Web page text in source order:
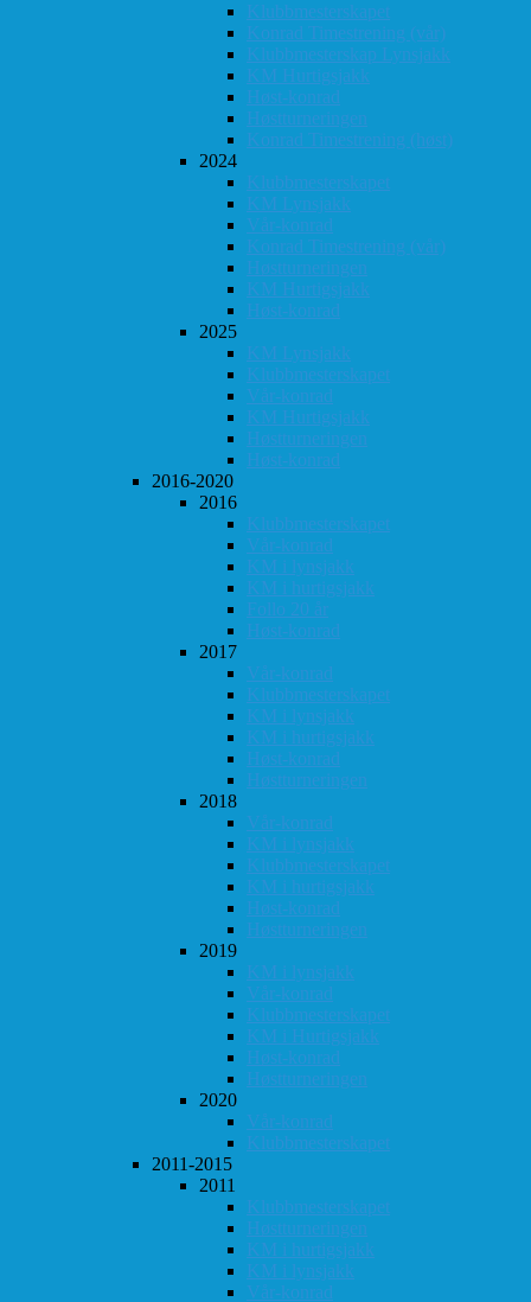
Klubbmesterskapet
Konrad Timestrening (vår)
Klubbmesterskap Lynsjakk
KM Hurtigsjakk
Høst-konrad
Høstturneringen
Konrad Timestrening (høst)
2024
Klubbmesterskapet
KM Lynsjakk
Vår-konrad
Konrad Timestrening (vår)
Høstturneringen
KM Hurtigsjakk
Høst-konrad
2025
KM Lynsjakk
Klubbmesterskapet
Vår-konrad
KM Hurtigsjakk
Høstturneringen
Høst-konrad
2016-2020
2016
Klubbmesterskapet
Vår-konrad
KM i lynsjakk
KM i hurtigsjakk
Follo 20 år
Høst-konrad
2017
Vår-konrad
Klubbmesterskapet
KM i lynsjakk
KM i hurtigsjakk
Høst-konrad
Høstturneringen
2018
Vår-konrad
KM i lynsjakk
Klubbmesterskapet
KM i hurtigsjakk
Høst-konrad
Høstturneringen
2019
KM i lynsjakk
Vår-konrad
Klubbmesterskapet
KM i Hurtigsjakk
Høst-konrad
Høstturneringen
2020
Vår-konrad
Klubbmesterskapet
2011-2015
2011
Klubbmesterskapet
Høstturneringen
KM i hurtigsjakk
KM i lynsjakk
Vår-konrad